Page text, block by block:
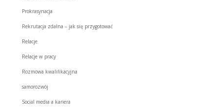
Prokrasynacja
Rekrutacja zdalna – jak się przygotować
Relacje
Relacje w pracy
Rozmowa kwalifikacyjna
samorozwój
Social media a kariera